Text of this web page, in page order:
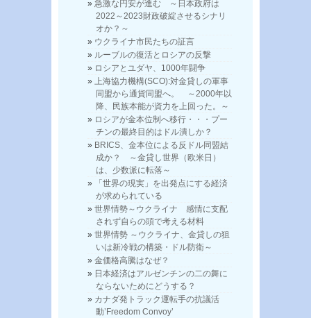
急激な円安が進む ～日本政府は
2022～2023財政破綻させるシナリ
オか？～
ウクライナ市民たちの証言
ルーブルの復活とロシアの反撃
ロシアとユダヤ、1000年闘争
上海協力機構(SCO):対金貸しの軍事
同盟から通貨同盟へ。 ～2000年以
降、民族本能が資力を上回った。～
ロシアが金本位制へ移行・・・プー
チンの最終目的はドル潰しか？
BRICS、金本位による反ドル同盟結
成か？ ～金貸し世界（欧米日）
は、少数派に転落～
「世界の現実」を出発点にする経済
が求められている
世界情勢～ウクライナ 感情に支配
されず自らの頭で考える材料
世界情勢 ～ウクライナ、金貸しの狙
いは新冷戦の構築・ドル防衛～
金価格高騰はなぜ？
日本経済はアルゼンチンの二の舞に
ならないためにどうする？
カナダ発トラック運転手の抗議活
動’Freedom Convoy’